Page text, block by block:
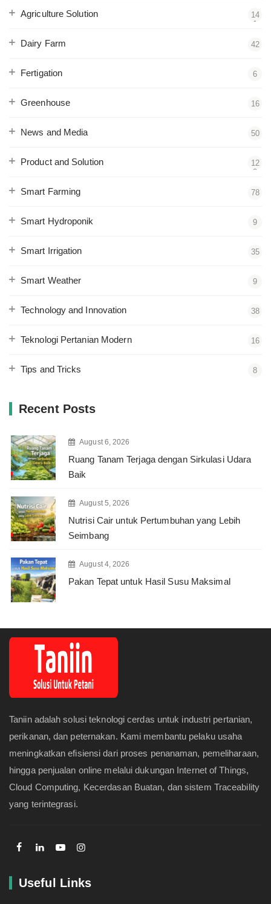
Agriculture Solution
14
1
Dairy Farm 42
Fertigation 6
Greenhouse 16
News and Media 50
Product and Solution
12
2
Smart Farming 78
Smart Hydroponik 9
Smart Irrigation 35
Smart Weather 9
Technology and Innovation 38
Teknologi Pertanian Modern 16
Tips and Tricks 8
Recent Posts
August 6, 2026
Ruang Tanam Terjaga dengan Sirkulasi Udara
Baik
August 5, 2026
Nutrisi Cair untuk Pertumbuhan yang Lebih
Seimbang
August 4, 2026
Pakan Tepat untuk Hasil Susu Maksimal
Taniin adalah solusi teknologi cerdas untuk industri pertanian,
perikanan, dan peternakan. Kami membantu pelaku usaha
meningkatkan efisiensi dari proses penanaman, pemeliharaan,
hingga penjualan online melalui dukungan Internet of Things,
Cloud Computing, Kecerdasan Buatan, dan sistem Traceability
yang terintegrasi.
Useful Links